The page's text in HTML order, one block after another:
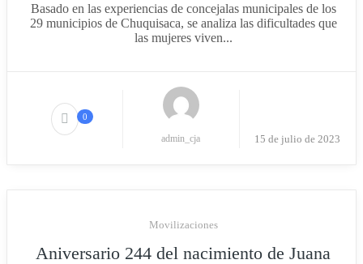
Basado en las experiencias de concejalas municipales de los
29 municipios de Chuquisaca, se analiza las dificultades que
las mujeres viven...
0
admin_cja 15 de julio de 2023
Movilizaciones
Aniversario 244 del nacimiento de Juana